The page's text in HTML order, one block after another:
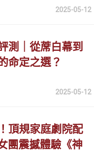
2025-05-12
測｜從蓆白幕到
命定之選？
2025-05-12
頂規家庭劇院配
團震撼體驗《神